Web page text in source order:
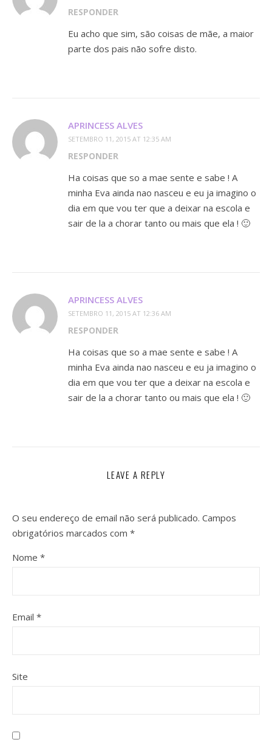
RESPONDER
Eu acho que sim, são coisas de mãe, a maior
parte dos pais não sofre disto.
APRINCESS ALVES
SETEMBRO 11, 2015 AT 12:35 AM
RESPONDER
Ha coisas que so a mae sente e sabe ! A
minha Eva ainda nao nasceu e eu ja imagino o
dia em que vou ter que a deixar na escola e
sair de la a chorar tanto ou mais que ela ! 🙂
APRINCESS ALVES
SETEMBRO 11, 2015 AT 12:36 AM
RESPONDER
Ha coisas que so a mae sente e sabe ! A
minha Eva ainda nao nasceu e eu ja imagino o
dia em que vou ter que a deixar na escola e
sair de la a chorar tanto ou mais que ela ! 🙂
LEAVE A REPLY
O seu endereço de email não será publicado. Campos
obrigatórios marcados com *
Nome *
Email *
Site